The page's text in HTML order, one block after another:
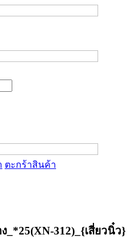
ตะกร้าสินค้า
_*25(XN-312)_{เสี่ยวนิ๋ว}